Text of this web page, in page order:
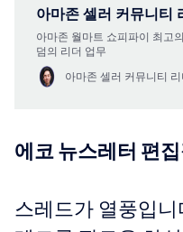
아마존 셀러 커뮤니티
아마존 월마트 쇼피파이 최고
덤의 리더 업무
아마존 셀러 커뮤니티
에코 뉴스레터 편
스레드가 열풍입